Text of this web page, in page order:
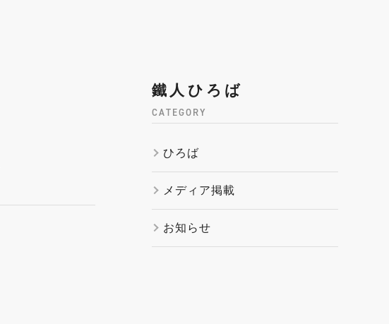
鐵人ひろば
CATEGORY
ひろば
メディア掲載
お知らせ